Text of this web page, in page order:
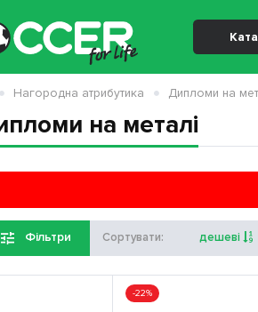
на металі
Фільтри Сортувати: дешеві
-22%
Нагородна атрибутика Дипломи на